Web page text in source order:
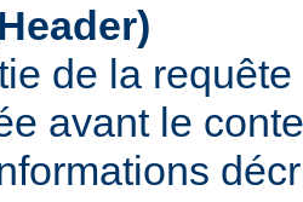
de la
avant le